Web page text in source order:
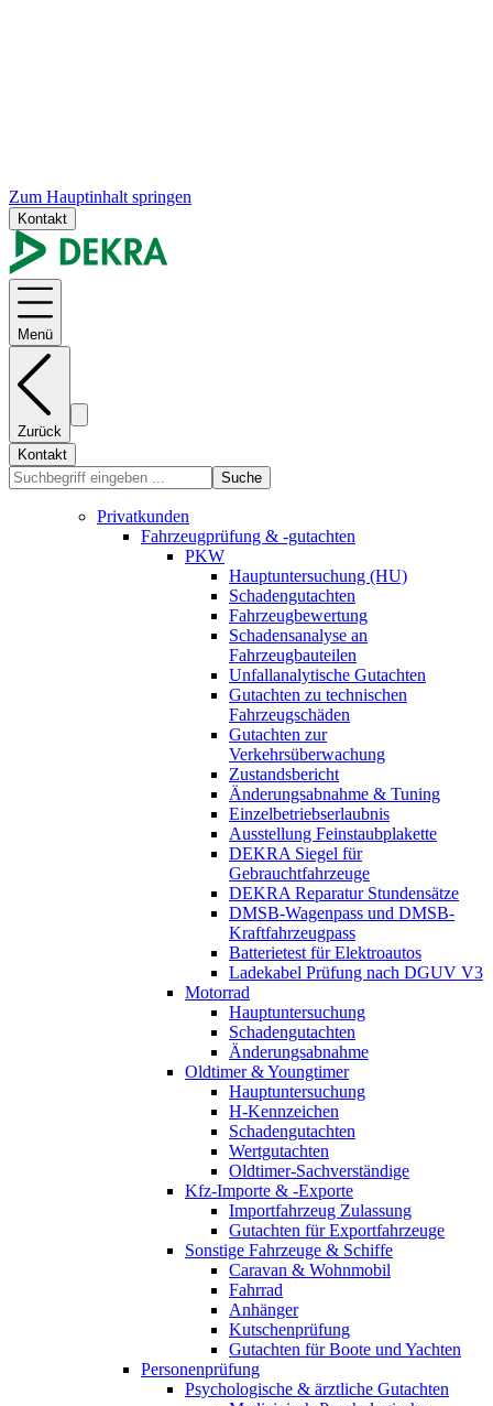
Zum Hauptinhalt springen
Kontakt
Menü
Zurück
Kontakt
Suche
Privatkunden
Fahrzeugprüfung & -gutachten
PKW
Hauptuntersuchung (HU)
Schadengutachten
Fahrzeugbewertung
Schadensanalyse an
Fahrzeugbauteilen
Unfallanalytische Gutachten
Gutachten zu technischen
Fahrzeugschäden
Gutachten zur
Verkehrsüberwachung
Zustandsbericht
Änderungsabnahme & Tuning
Einzelbetriebserlaubnis
Ausstellung Feinstaubplakette
DEKRA Siegel für
Gebrauchtfahrzeuge
DEKRA Reparatur Stundensätze
DMSB-Wagenpass und DMSB-
Kraftfahrzeugpass
Batterietest für Elektroautos
Ladekabel Prüfung nach DGUV V3
Motorrad
Hauptuntersuchung
Schadengutachten
Änderungsabnahme
Oldtimer & Youngtimer
Hauptuntersuchung
H-Kennzeichen
Schadengutachten
Wertgutachten
Oldtimer-Sachverständige
Kfz-Importe & -Exporte
Importfahrzeug Zulassung
Gutachten für Exportfahrzeuge
Sonstige Fahrzeuge & Schiffe
Caravan & Wohnmobil
Fahrrad
Anhänger
Kutschenprüfung
Gutachten für Boote und Yachten
Personenprüfung
Psychologische & ärztliche Gutachten